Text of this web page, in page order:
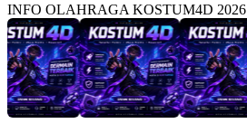
INFO OLAHRAGA KOSTUM4D 2026